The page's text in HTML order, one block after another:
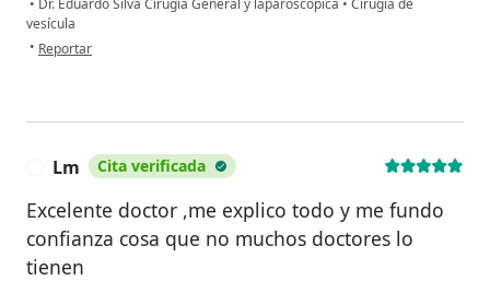
• Dr. Eduardo Silva Cirugía General y laparoscópica • Cirugía de
vesícula
• en opinión del usuario Evelyn
Reportar
Lm Cita verificada
Excelente doctor ,me explico todo y me fundo
confianza cosa que no muchos doctores lo
tienen